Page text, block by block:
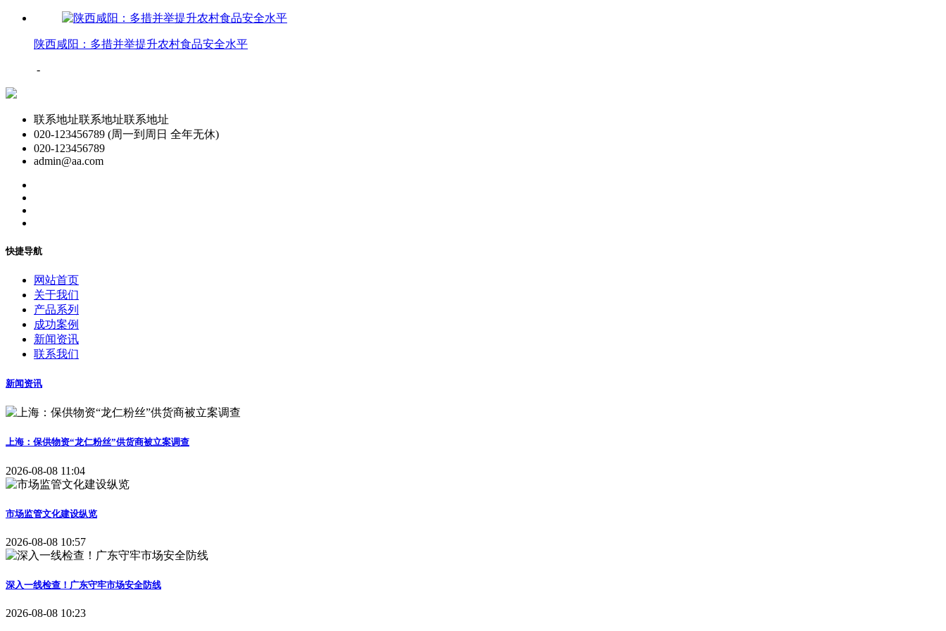
陕西咸阳：多措并举提升农村食品安全水平
-
联系地址联系地址联系地址
020-123456789 (周一到周日 全年无休)
020-123456789
admin@aa.com
快捷导航
网站首页
关于我们
产品系列
成功案例
新闻资讯
联系我们
新闻资讯
上海：保供物资“龙仁粉丝”供货商被立案调查
2026-08-08 11:04
市场监管文化建设纵览
2026-08-08 10:57
深入一线检查！广东守牢市场安全防线
2026-08-08 10:23